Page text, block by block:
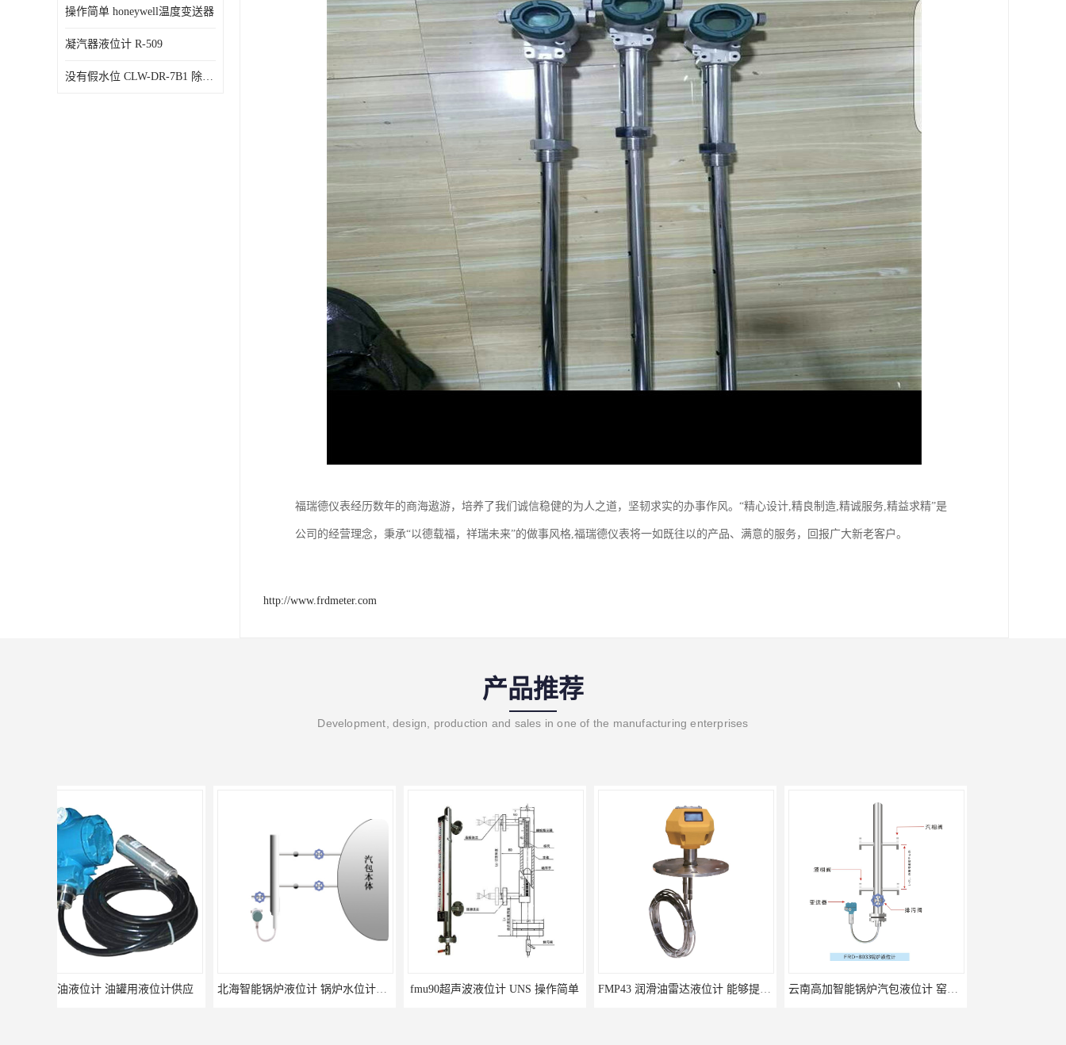
操作简单 honeywell温度变送器
凝汽器液位计 R-509
没有假水位 CLW-DR-7B1 除氧器水位测量
福瑞德仪表经历数年的商海遨游，培养了我们诚信稳健的为人之道，坚韧求实的办事作风。“精心设计,精良制造,精诚服务,精益求精”是
公司的经营理念，秉承“以德载福，祥瑞未来”的做事风格,福瑞德仪表将一如既往以的产品、满意的服务，回报广大新老客户。
http://www.frdmeter.com
产品推荐
Development, design, production and sales in one of the manufacturing enterprises
北海智能锅炉液位计 锅炉水位计厂商 自动适应自动校准 fmu90超声波液位计 UNS 操作简单 FMP43 润滑油雷达液位计 能够提供定制服务 云南高加智能锅炉汽包液位计 窑头窑尾液位计